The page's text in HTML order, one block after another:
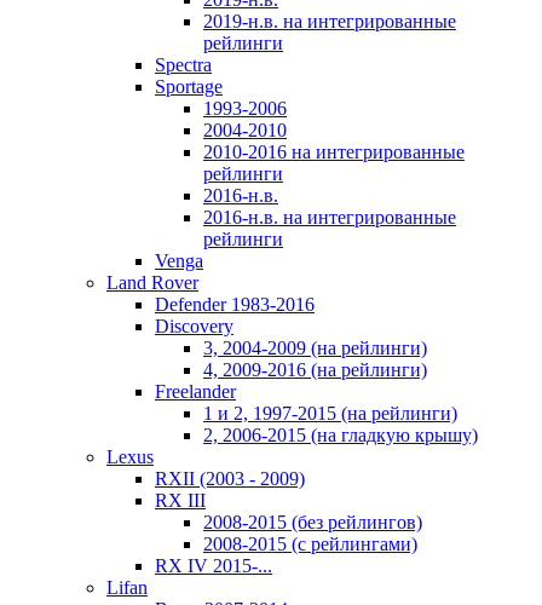
2019-н.в. на интегрированные
рейлинги
Spectra
Sportage
1993-2006
2004-2010
2010-2016 на интегрированные
рейлинги
2016-н.в.
2016-н.в. на интегрированные
рейлинги
Venga
Land Rover
Defender 1983-2016
Discovery
3, 2004-2009 (на рейлинги)
4, 2009-2016 (на рейлинги)
Freelander
1 и 2, 1997-2015 (на рейлинги)
2, 2006-2015 (на гладкую крышу)
Lexus
RXII (2003 - 2009)
RX III
2008-2015 (без рейлингов)
2008-2015 (с рейлингами)
RX IV 2015-...
Lifan